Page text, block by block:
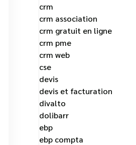
crm
crm association
crm gratuit en ligne
crm pme
crm web
cse
devis
devis et facturation
divalto
dolibarr
ebp
ebp compta